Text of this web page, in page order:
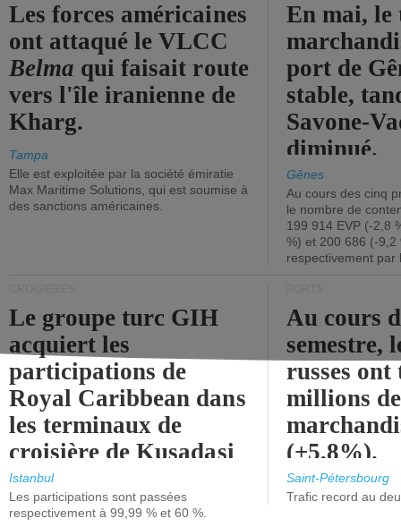
Les forces américaines
ont attaqué le VLCC
Belma qui faisait route
vers l'île iranienne de
Kharg.
Tampa
Elle est exploitée par la société émiratie
Max Maritime Solutions, qui est soumise à
des sanctions américaines.
En mai, le
port de
stable,
Savone-
diminué.
Gênes
Au cours des cinq
le nombre de
199 914 EVP (-2,8
%) et 200 686 (-9,2
respectivement par
Le groupe turc GIH
acquiert les
participations de
Royal Caribbean dans
les terminaux de
croisière de Kusadasi
et de Lisbonne.
Istanbul
Les participations sont passées
respectivement à 99,99 % et 60 %.
Au cours
semestre,
russes
millions
(+5,8%).
Saint-Pétersbourg
Trafic record au